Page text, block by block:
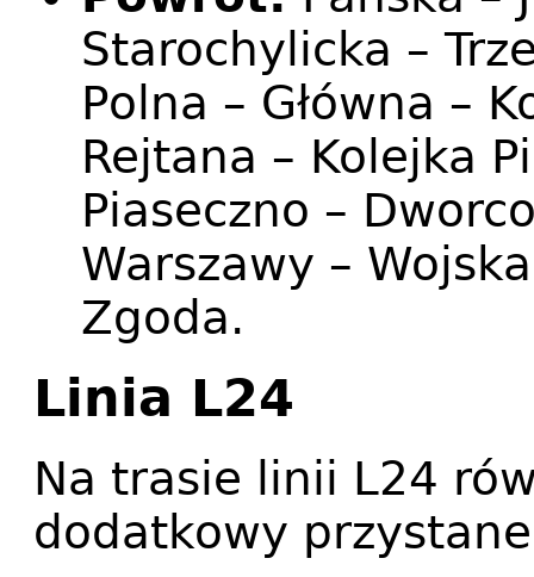
Starochylicka –
Polna – Główna –
Rejtana – Kolejka
Piaseczno –
Warszawy –
Zgoda.
Linia L24
Na trasie linii L24
dodatkowy